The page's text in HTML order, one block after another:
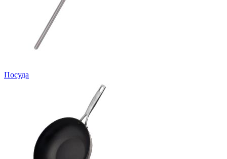
Посуда